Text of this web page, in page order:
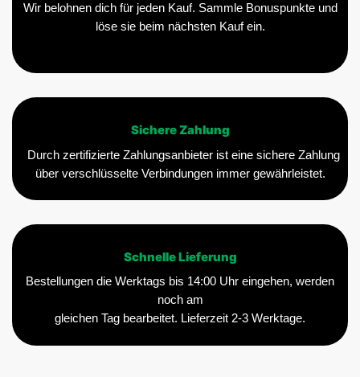
Wir belohnen dich für jeden Kauf. Sammle Bonuspunkte und
löse sie beim nächsten Kauf ein.
Sichere Zahlung
Durch zertifizierte Zahlungsanbieter ist eine sichere Zahlung
über verschlüsselte Verbindungen immer gewährleistet.
Schnelle Lieferung
Bestellungen die Werktags bis 14:00 Uhr eingehen, werden
noch am
gleichen Tag bearbeitet. Lieferzeit 2-3 Werktage.